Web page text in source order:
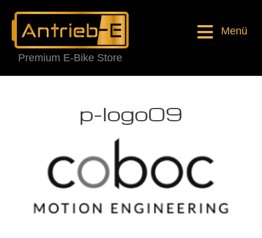
Premium E-Bike Store
Menü
p-logo09